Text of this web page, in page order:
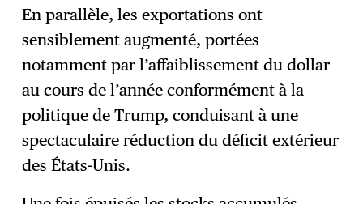
En parallèle, les exportations ont
sensiblement augmenté, portées
notamment par l’affaiblissement du dollar
au cours de l’année conformément à la
politique de Trump, conduisant à une
spectaculaire réduction du déficit extérieur
des États-Unis.